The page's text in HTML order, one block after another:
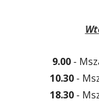
9.00 -
10.30-
18.30-